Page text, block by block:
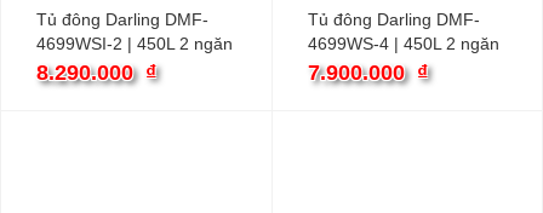
Tủ đông Darling DMF-
4699WSI-2 | 450L 2 ngăn
2 cánh
8.290.000 ₫
Tủ đông Darling DMF-
4699WS-4 | 450L 2 ngăn
2 cánh
7.900.000 ₫